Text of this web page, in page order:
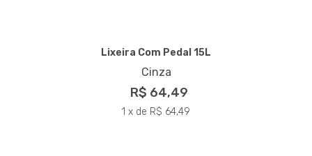
Lixeira Com Pedal 15L
Cinza
R$ 64,49
1 x de R$ 64,49